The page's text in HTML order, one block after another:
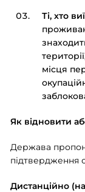
Ті, хто
місця
Як відновити
Держава
підтвердження
Дистанційно